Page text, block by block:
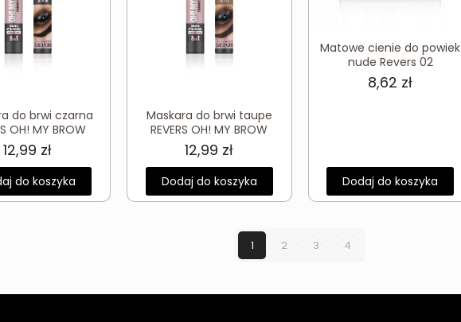
do brwi czarna
OH! MY BROW
12,99 zł
do koszyka
Maskara do brwi taupe
REVERS OH! MY BROW
12,99 zł
Dodaj do koszyka
Matowe cienie do powiek
nude Revers 02
8,62 zł
Dodaj do koszyka
1 2 3 4